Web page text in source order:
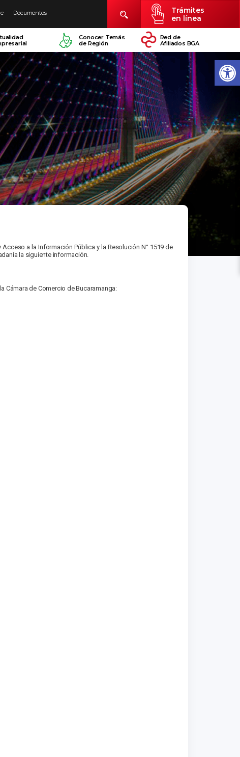
Documentos
Trámites
en línea
Conocer Temás
de Región
Red de
Afiliados BGA
a la Información Pública y la Resolución N° 1519 de
la siguiente información.
de Comercio de Bucaramanga: